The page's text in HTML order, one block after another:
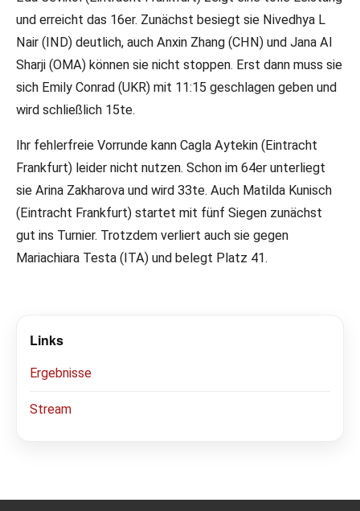
und erreicht das 16er. Zunächst besiegt sie Nivedhya L
Nair (IND) deutlich, auch Anxin Zhang (CHN) und Jana Al
Sharji (OMA) können sie nicht stoppen. Erst dann muss sie
sich Emily Conrad (UKR) mit 11:15 geschlagen geben und
wird schließlich 15te.
Ihr fehlerfreie Vorrunde kann Cagla Aytekin (Eintracht
Frankfurt) leider nicht nutzen. Schon im 64er unterliegt
sie Arina Zakharova und wird 33te. Auch Matilda Kunisch
(Eintracht Frankfurt) startet mit fünf Siegen zunächst
gut ins Turnier. Trotzdem verliert auch sie gegen
Mariachiara Testa (ITA) und belegt Platz 41.
Links
Ergebnisse
Stream